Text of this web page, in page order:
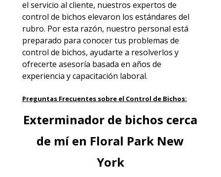
el servicio al cliente, nuestros expertos de
control de bichos elevaron los estándares del
rubro. Por esta razón, nuestro personal está
preparado para conocer tus problemas de
control de bichos, ayudarte a resolverlos y
ofrecerte asesoría basada en años de
experiencia y capacitación laboral.
Preguntas Frecuentes sobre el Control de Bichos:
Exterminador de bichos cerca
de mí en Floral Park New
York